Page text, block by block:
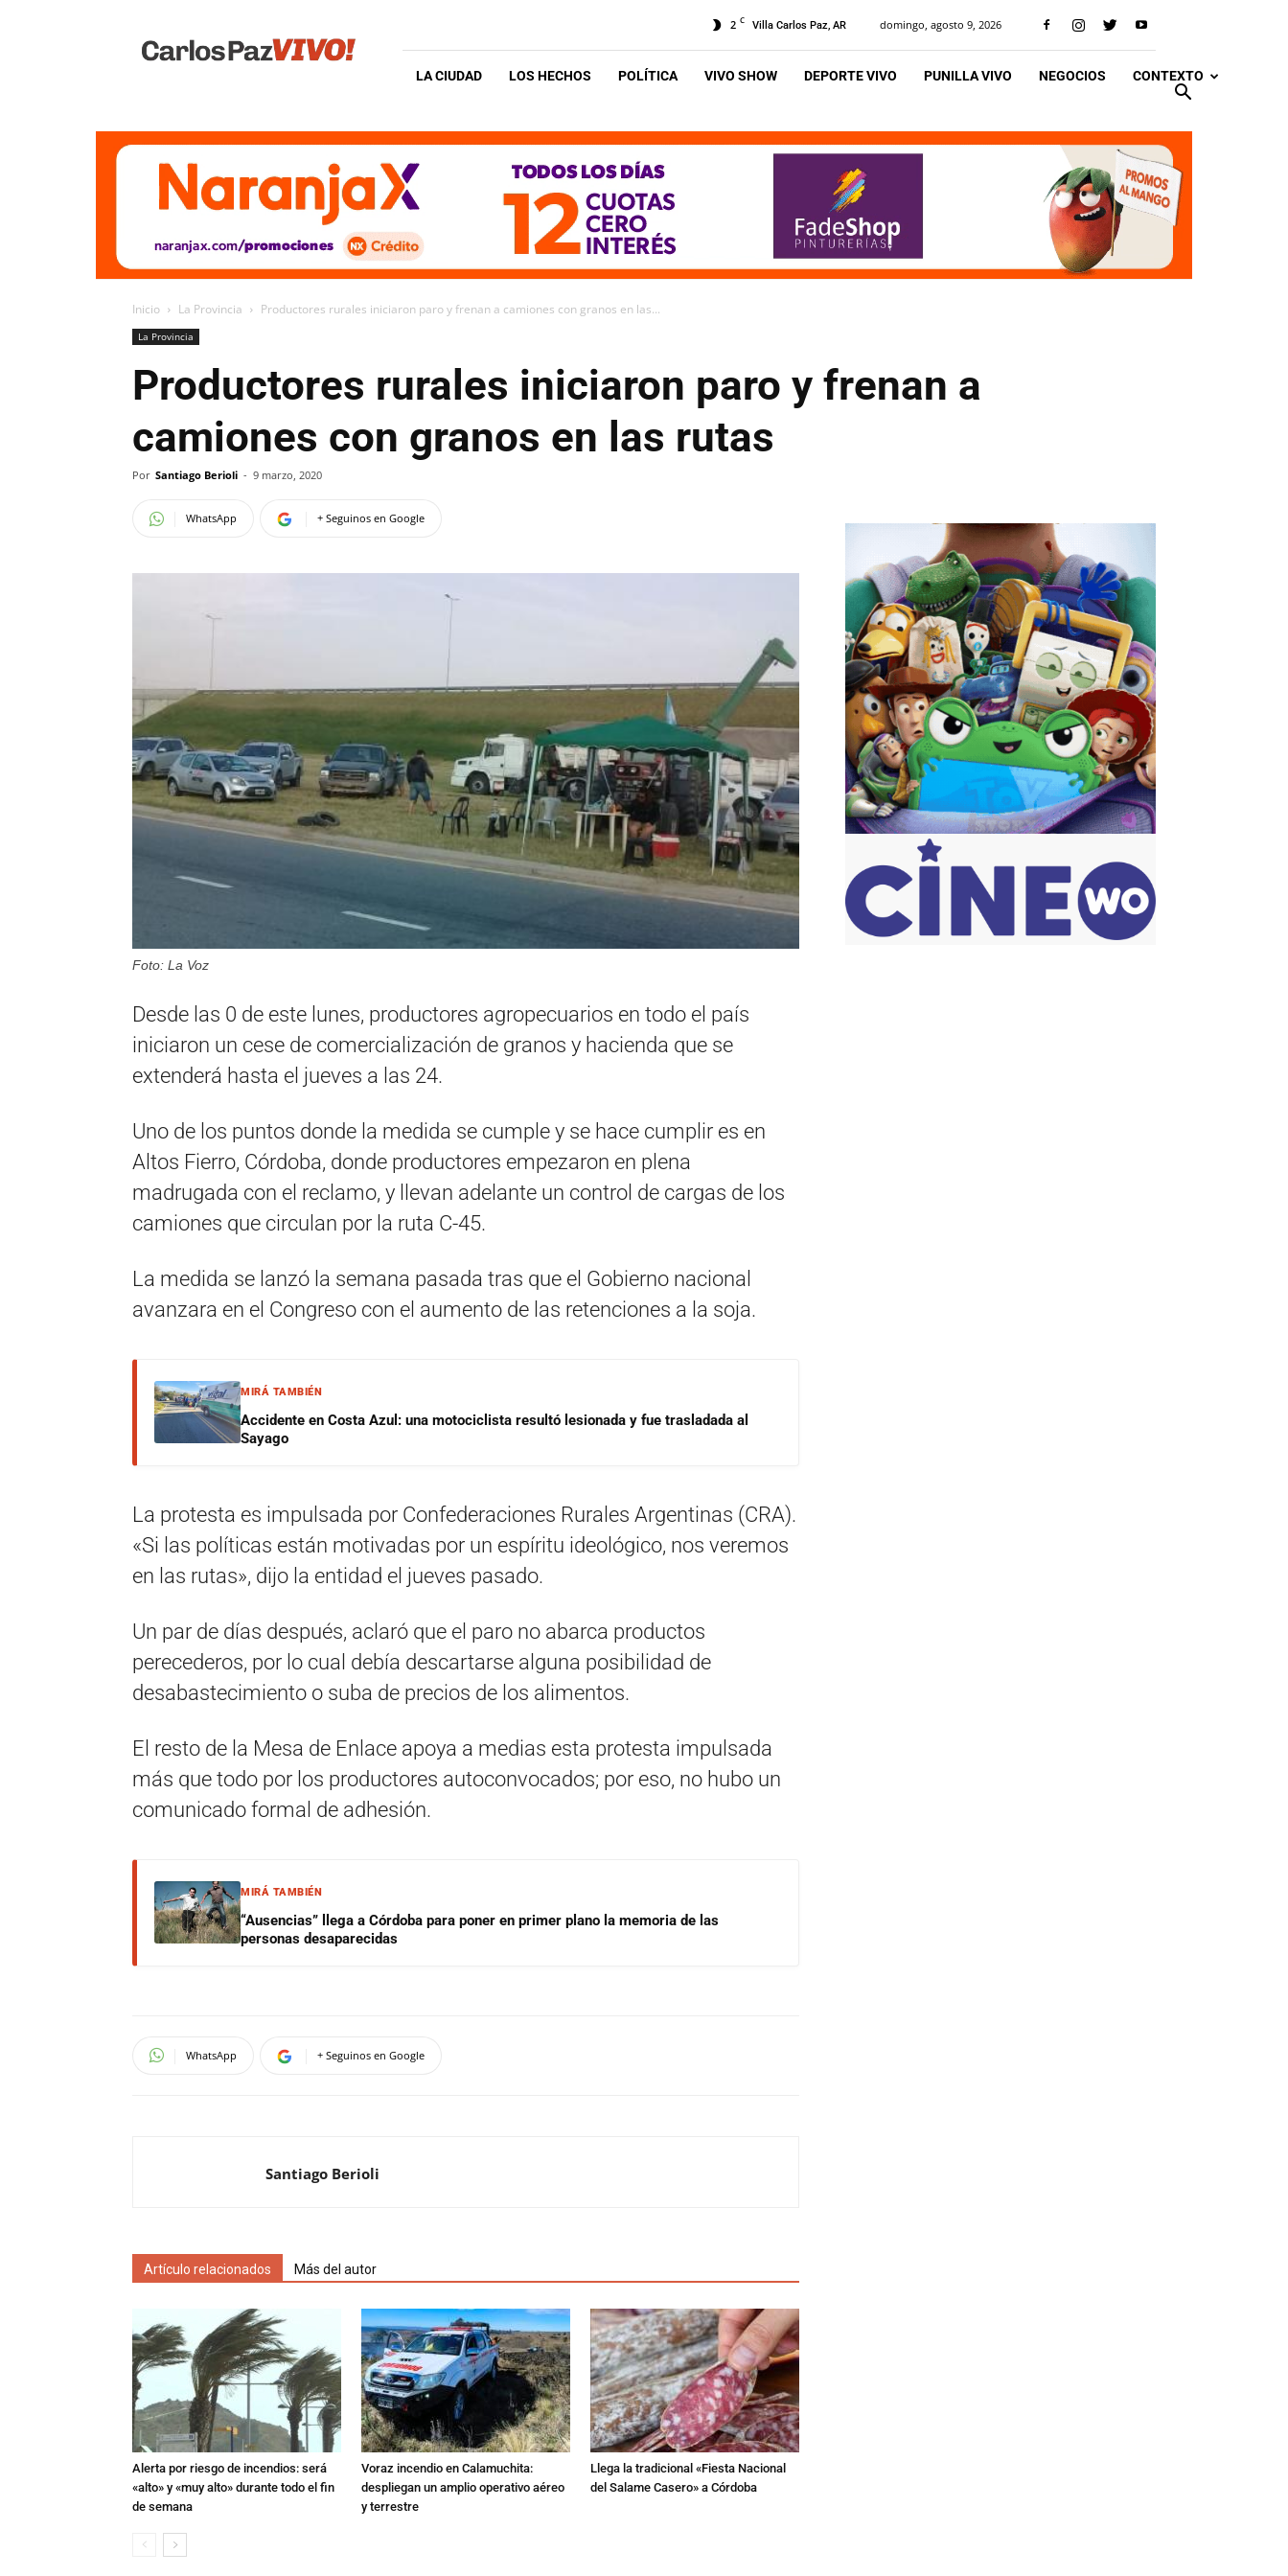
Vivo
2 C Villa Carlos Paz, AR domingo, agosto 9, 2026
LA CIUDAD LOS HECHOS POLÍTICA VIVO SHOW DEPORTE VIVO PUNILLA VIVO NEGOCIOS CONTEXTO
Inicio La Provincia Productores rurales iniciaron paro y frenan a camiones con granos en las...
La Provincia
Productores rurales iniciaron paro y frenan a
camiones con granos en las rutas
Por Santiago Berioli - 9 marzo, 2020
WhatsApp + Seguinos en Google
Foto: La Voz
Desde las 0 de este lunes, productores agropecuarios en todo el país
iniciaron un cese de comercialización de granos y hacienda que se
extenderá hasta el jueves a las 24.
Uno de los puntos donde la medida se cumple y se hace cumplir es en
Altos Fierro, Córdoba, donde productores empezaron en plena
madrugada con el reclamo, y llevan adelante un control de cargas de los
camiones que circulan por la ruta C-45.
La medida se lanzó la semana pasada tras que el Gobierno nacional
avanzara en el Congreso con el aumento de las retenciones a la soja.
MIRÁ TAMBIÉN
Accidente en Costa Azul: una motociclista resultó lesionada y fue trasladada al
Sayago
La protesta es impulsada por Confederaciones Rurales Argentinas (CRA).
«Si las políticas están motivadas por un espíritu ideológico, nos veremos
en las rutas», dijo la entidad el jueves pasado.
Un par de días después, aclaró que el paro no abarca productos
perecederos, por lo cual debía descartarse alguna posibilidad de
desabastecimiento o suba de precios de los alimentos.
El resto de la Mesa de Enlace apoya a medias esta protesta impulsada
más que todo por los productores autoconvocados; por eso, no hubo un
comunicado formal de adhesión.
MIRÁ TAMBIÉN
“Ausencias” llega a Córdoba para poner en primer plano la memoria de las
personas desaparecidas
WhatsApp + Seguinos en Google
Santiago Berioli
Artículo relacionados Más del autor
Alerta por riesgo de incendios: será
«alto» y «muy alto» durante todo el fin
de semana
Voraz incendio en Calamuchita:
despliegan un amplio operativo aéreo
y terrestre
Llega la tradicional «Fiesta Nacional
del Salame Casero» a Córdoba